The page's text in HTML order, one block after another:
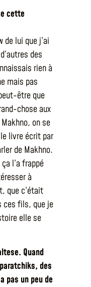
cette
lui que j’ai
des
rien à
mais pas
être que
chose aux
on se
livre écrit par
de Makhno.
l’a frappé
à
que c’était
ces fils, que je
elle se
Quand
des
pas un peu de